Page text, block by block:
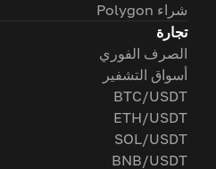
شراء Polygon
تجارة
الصرف الفوري
أسواق التشفير
BTC/USDT
ETH/USDT
SOL/USDT
BNB/USDT